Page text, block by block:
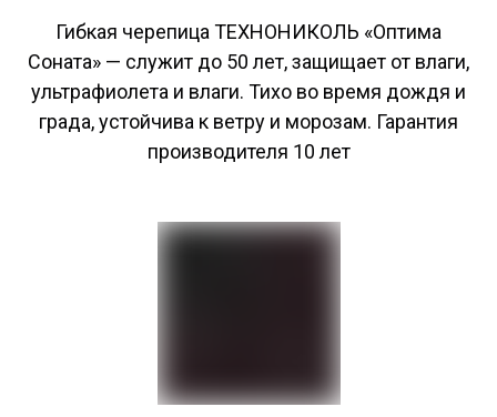
Гибкая черепица ТЕХНОНИКОЛЬ «Оптима
Соната» — служит до 50 лет, защищает от влаги,
ультрафиолета и влаги. Тихо во время дождя и
града, устойчива к ветру и морозам. Гарантия
производителя 10 лет